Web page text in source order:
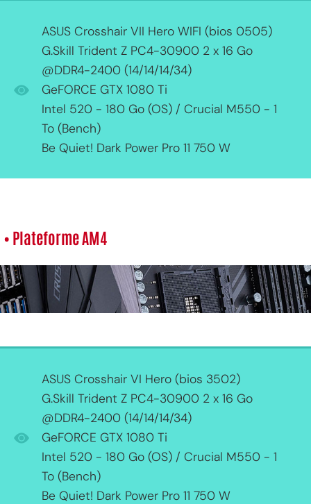
ASUS Crosshair VII Hero WIFI (bios 0505)
G.Skill Trident Z PC4-30900 2 x 16 Go
@DDR4-2400 (14/14/14/34)
GeFORCE GTX 1080 Ti
Intel 520 - 180 Go (OS) / Crucial M550 - 1
To (Bench)
Be Quiet! Dark Power Pro 11 750 W
• Plateforme AM4
ASUS Crosshair VI Hero (bios 3502)
G.Skill Trident Z PC4-30900 2 x 16 Go
@DDR4-2400 (14/14/14/34)
GeFORCE GTX 1080 Ti
Intel 520 - 180 Go (OS) / Crucial M550 - 1
To (Bench)
Be Quiet! Dark Power Pro 11 750 W